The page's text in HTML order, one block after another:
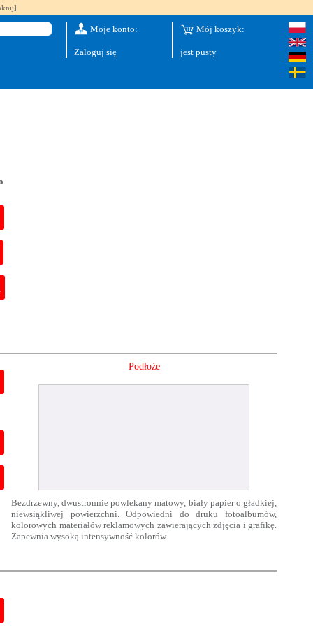
Moje konto:
Zaloguj się
Mój koszyk:
jest pusty
Podłoże
Bezdrzewny, dwustronnie powlekany matowy, biały papier o gładkiej,
niewsiąkliwej powierzchni. Odpowiedni do druku fotoalbumów,
kolorowych materiałów reklamowych zawierających zdjęcia i grafikę.
Zapewnia wysoką intensywność kolorów.